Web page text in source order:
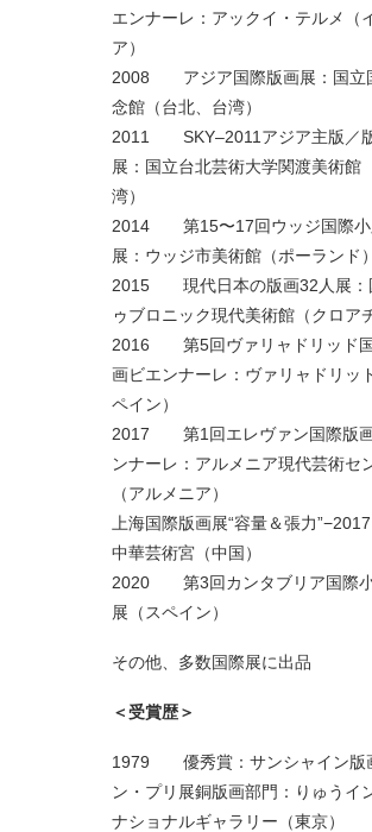
エンナーレ：アックイ・テルメ（
ア）
2008 アジア国際版画展：国立
念館（台北、台湾）
2011 SKY–2011アジア主版／
展：国立台北芸術大学関渡美術館
湾）
2014 第15〜17回ウッジ国際小
展：ウッジ市美術館（ポーランド）
2015 現代日本の版画32人展：
ゥブロニック現代美術館（クロア
2016 第5回ヴァリャドリッド
画ビエンナーレ：ヴァリャドリッ
ペイン）
2017 第1回エレヴァン国際版
ンナーレ：アルメニア現代芸術セ
（アルメニア）
上海国際版画展“容量＆張力
中華芸術宮（中国）
2020 第3回カンタブリア国際
展（スペイン）
その他、多数国際展に出品
＜受賞歴＞
1979 優秀賞：サンシャイン版
ン・プリ展銅版画部門：りゅうイ
ナショナルギャラリー（東京）